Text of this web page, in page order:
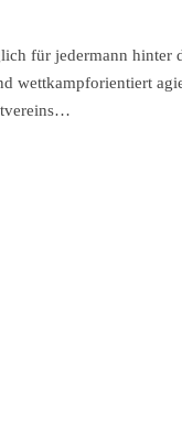
für jedermann
wettkampforientiert